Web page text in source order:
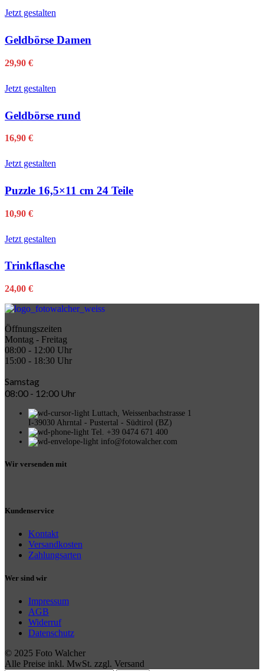
Jetzt gestalten
Geldbörse Damen
29,90 €
Jetzt gestalten
Geldbörse rund
16,90 €
Jetzt gestalten
Puzzle 16,5×11 cm 24 Teile
10,90 €
Jetzt gestalten
Trinkflasche
24,00 €
Öffnungszeiten
Montag - Freitag
08:00 - 12:00 Uhr
15:00 - 18:30 Uhr
Samstag
08:00 - 12:00 Uhr
Luttach, Weissenbachstrasse 1
I-39030 Ahrntal - Pustertal - Südtirol (BZ)
Tel. +39 0474 671 400
info@fotowalcher.com
Wir versenden mit
Kundenservice
Kontakt
Versandkosten
Zahlungsarten
Wer sind wir
Impressum
AGB
Widerruf
Datenschutz
© 2025 Foto Walcher
Alle Preise inkl. MwSt. zzgl. Versand